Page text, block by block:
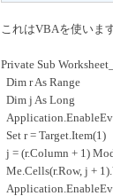
これはVBAを使いま
Private Sub
Dim r As Range
Dim j As Long
Set r = Target.Item(1)
j = (r.Column + 1)
Me.Cells(r.Row, j +